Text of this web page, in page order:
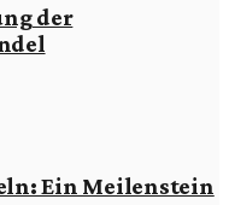
der
Ein Meilenstein